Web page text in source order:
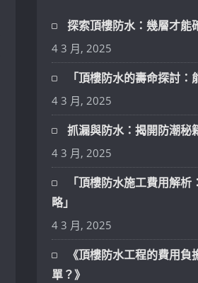
探索頂樓防水：幾層才能
4 3 月, 2025
「頂樓防水的壽命探討：
4 3 月, 2025
抓漏與防水：揭開防潮秘
4 3 月, 2025
「頂樓防水施工費用解
略」
4 3 月, 2025
《頂樓防水工程的費用負
單？》